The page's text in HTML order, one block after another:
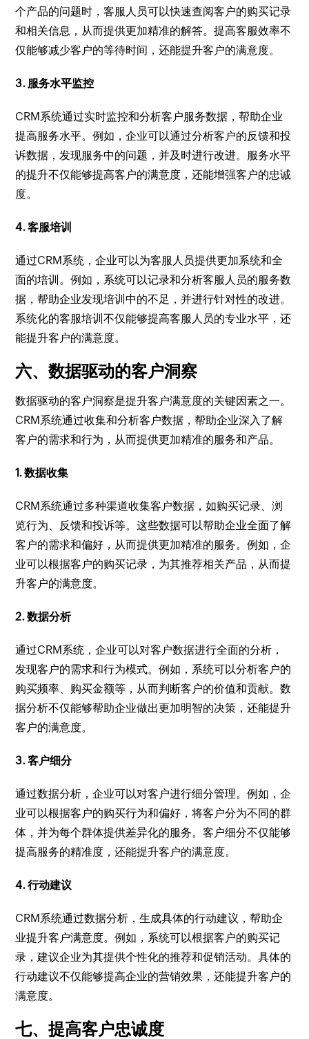
个产品的问题时，客服人员可以快速查阅客户的购买记录
和相关信息，从而提供更加精准的解答。提高客服效率不
仅能够减少客户的等待时间，还能提升客户的满意度。
3. 服务水平监控
CRM系统通过实时监控和分析客户服务数据，帮助企业
提高服务水平。例如，企业可以通过分析客户的反馈和投
诉数据，发现服务中的问题，并及时进行改进。服务水平
的提升不仅能够提高客户的满意度，还能增强客户的忠诚
度。
4. 客服培训
通过CRM系统，企业可以为客服人员提供更加系统和全
面的培训。例如，系统可以记录和分析客服人员的服务数
据，帮助企业发现培训中的不足，并进行针对性的改进。
系统化的客服培训不仅能够提高客服人员的专业水平，还
能提升客户的满意度。
六、数据驱动的客户洞察
数据驱动的客户洞察是提升客户满意度的关键因素之一。
CRM系统通过收集和分析客户数据，帮助企业深入了解
客户的需求和行为，从而提供更加精准的服务和产品。
1. 数据收集
CRM系统通过多种渠道收集客户数据，如购买记录、浏
览行为、反馈和投诉等。这些数据可以帮助企业全面了解
客户的需求和偏好，从而提供更加精准的服务。例如，企
业可以根据客户的购买记录，为其推荐相关产品，从而提
升客户的满意度。
2. 数据分析
通过CRM系统，企业可以对客户数据进行全面的分析，
发现客户的需求和行为模式。例如，系统可以分析客户的
购买频率、购买金额等，从而判断客户的价值和贡献。数
据分析不仅能够帮助企业做出更加明智的决策，还能提升
客户的满意度。
3. 客户细分
通过数据分析，企业可以对客户进行细分管理。例如，企
业可以根据客户的购买行为和偏好，将客户分为不同的群
体，并为每个群体提供差异化的服务。客户细分不仅能够
提高服务的精准度，还能提升客户的满意度。
4. 行动建议
CRM系统通过数据分析，生成具体的行动建议，帮助企
业提升客户满意度。例如，系统可以根据客户的购买记
录，建议企业为其提供个性化的推荐和促销活动。具体的
行动建议不仅能够提高企业的营销效果，还能提升客户的
满意度。
七、提高客户忠诚度